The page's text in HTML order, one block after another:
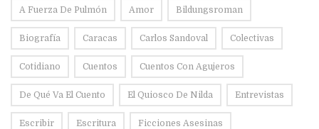
A Fuerza De Pulmón Amor Bildungsroman
Biografía Caracas Carlos Sandoval Colectivas
Cotidiano Cuentos Cuentos Con Agujeros
De Qué Va El Cuento El Quiosco De Nilda Entrevistas
Escribir Escritura Ficciones Asesinas